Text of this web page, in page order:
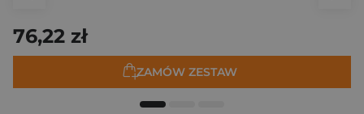
76,22 zł
ZAMÓW ZESTAW